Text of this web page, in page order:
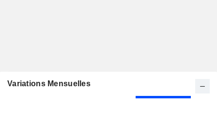
Variations Mensuelles